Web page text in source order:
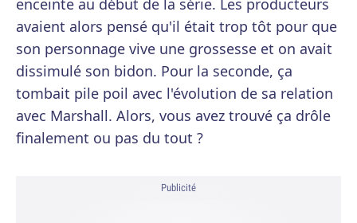
enceinte au début de la série. Les producteurs
avaient alors pensé qu'il était trop tôt pour que
son personnage vive une grossesse et on avait
dissimulé son bidon. Pour la seconde, ça
tombait pile poil avec l'évolution de sa relation
avec Marshall. Alors, vous avez trouvé ça drôle
finalement ou pas du tout ?
Publicité